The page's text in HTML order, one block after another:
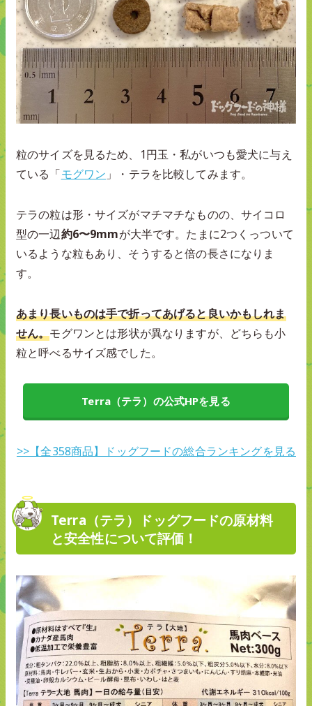
粒のサイズを見るため、1円玉・私がいつも愛犬に与え
ている「モグワン 」・テラを比較してみます。
テラの粒は形・サイズがマチマチなものの、サイコロ
型の一辺約6〜9mmが大半です。たまに2つくっついて
いるような粒もあり、そうすると倍の長さになりま
す。
あまり長いものは手で折ってあげると良いかもしれま
せん。モグワンとは形状が異なりますが、どちらも小
粒と呼べるサイズ感でした。
Terra（テラ）の公式HPを見る
>>【全358商品】ドッグフードの総合ランキングを見る
Terra（テラ）ドッグフードの原材料
と安全性について評価！